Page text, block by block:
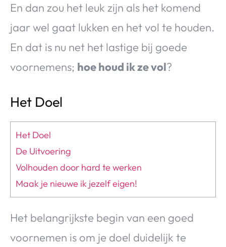
En dan zou het leuk zijn als het komend
jaar wel gaat lukken en het vol te houden.
En dat is nu net het lastige bij goede
voornemens; hoe houd ik ze vol?
Het Doel
Het Doel
De Uitvoering
Volhouden door hard te werken
Maak je nieuwe ik jezelf eigen!
Het belangrijkste begin van een goed
voornemen is om je doel duidelijk te